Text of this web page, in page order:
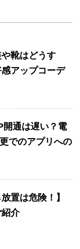
靴はどうす
アップコーデ
開通は遅い？電
でのアプリへの
置は危険！】
介